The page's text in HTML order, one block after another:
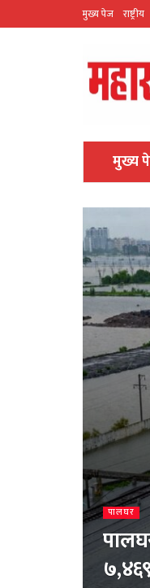
मुख्य पेज राष्ट्रीय
मुख्य
पालघर